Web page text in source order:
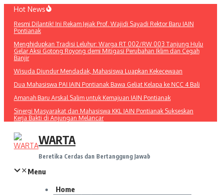
Lewati
konten
Hot News
Resmi Dilantik! Ini Rekam Jejak Prof. Wajidi Sayadi Rektor Baru IAIN
Pontianak
Menghidupkan Tradisi Leluhur: Warga RT 002/RW 003 Tanjung Hulu
Gelar Aksi Gotong Royong demi Mitigasi Perubahan Iklim dan Cegah
Banjir
Wisuda Diundur Mendadak, Mahasiswa Luapkan Kekecewaan
Dua Mahasiswa PAI IAIN Pontianak Bawa Geliat Kelapa ke NCC 4 Bali
Amanah Baru Arskal Salim untuk Kemajuan IAIN Pontianak
Sinergi Masyarakat dan Mahasiswa KKL IAIN Pontianak Sukseskan
Kerja Bakti di Anjungan Melancar
WARTA
Beretika Cerdas dan Bertanggung Jawab
Menu
Home